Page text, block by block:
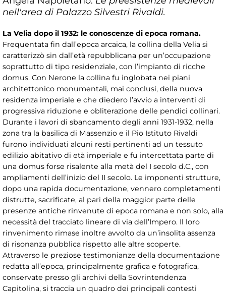
nell'area di Palazzo Silvestri Rivaldi.
La Velia dopo il 1932: le conoscenze di epoca romana.
Frequentata fin dall’epoca arcaica, la collina della Velia si
caratterizzò sin dall’età repubblicana per un’occupazione
soprattutto di tipo residenziale, con l’impianto di ricche
domus. Con Nerone la collina fu inglobata nei piani
architettonico monumentali, mai conclusi, della nuova
residenza imperiale e che diedero l’avvio a interventi di
progressiva riduzione e obliterazione delle pendici collinari.
Durante i lavori di sbancamento degli anni 1931-1932, nella
zona tra la basilica di Massenzio e il Pio Istituto Rivaldi
furono individuati alcuni resti pertinenti ad un tessuto
edilizio abitativo di età imperiale e fu intercettata parte di
una domus forse risalente alla metà del I secolo d.C., con
ampliamenti dell’inizio del II secolo. Le imponenti strutture,
dopo una rapida documentazione, vennero completamenti
distrutte, sacrificate, al pari della maggior parte delle
presenze antiche rinvenute di epoca romana e non solo, alla
necessità del tracciato lineare di via dell’Impero. Il loro
rinvenimento rimase inoltre avvolto da un’insolita assenza
di risonanza pubblica rispetto alle altre scoperte.
Attraverso le preziose testimonianze della documentazione
redatta all’epoca, principalmente grafica e fotografica,
conservate presso gli archivi della Sovrintendenza
Capitolina, si traccia un quadro dei principali contesti